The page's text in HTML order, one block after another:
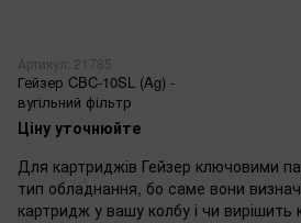
Артикул: 21785
Гейзер CBC-10SL (Ag) -
вугільний фільтр
Ціну уточнюйте
Для картриджів Гейзер ключовими
тип обладнання, бо саме вони
картридж у вашу колбу і чи вирішить